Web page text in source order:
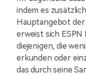
indem es
Hauptangebot der
erweist sich
diejenigen, die
erkunden oder
das durch seine